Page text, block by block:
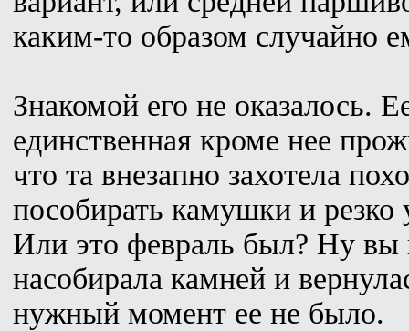
каким-то образом случайно
Знакомой его не оказалось.
единственная кроме нее
что та внезапно захотела
пособирать камушки и
Или это февраль был? Ну вы
насобирала камней и
нужный момент ее не было.